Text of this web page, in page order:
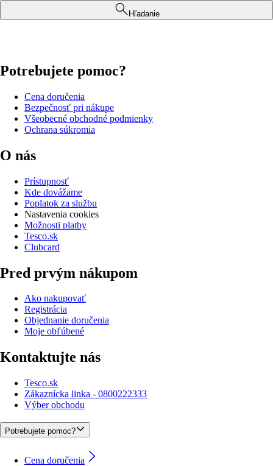
Hľadanie
Potrebujete pomoc?
Cena doručenia
Bezpečnosť pri nákupe
Všeobecné obchodné podmienky
Ochrana súkromia
O nás
Prístupnosť
Kde dovážame
Poplatok za službu
Nastavenia cookies
Možnosti platby
Tesco.sk
Clubcard
Pred prvým nákupom
Ako nakupovať
Registrácia
Objednanie doručenia
Moje obľúbené
Kontaktujte nás
Tesco.sk
Zákaznícka linka - 0800222333
Výber obchodu
Potrebujete pomoc?
Cena doručenia